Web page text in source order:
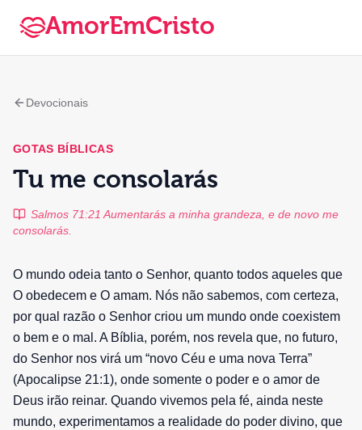
AmorEmCristo
Devocionais
GOTAS BÍBLICAS
Tu me consolarás
Salmos 71:21 Aumentarás a minha grandeza, e de novo me
consolarás.
O mundo odeia tanto o Senhor, quanto todos aqueles que
O obedecem e O amam. Nós não sabemos, com certeza,
por qual razão o Senhor criou um mundo onde coexistem
o bem e o mal. A Bíblia, porém, nos revela que, no futuro,
do Senhor nos virá um “novo Céu e uma nova Terra”
(Apocalipse 21:1), onde somente o poder e o amor de
Deus irão reinar. Quando vivemos pela fé, ainda neste
mundo, experimentamos a realidade do poder divino, que